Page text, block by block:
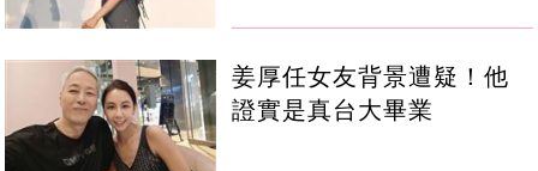
姜厚任女友背景遭疑！他
證實是真台大畢業